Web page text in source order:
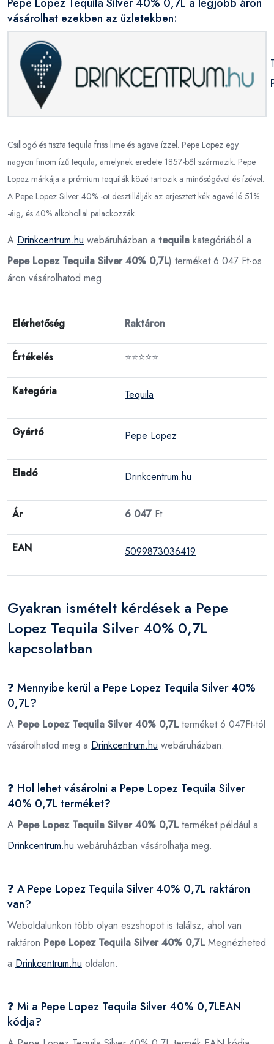
vásárolhat ezekben az üzletekben:
Csillogó és tiszta tequila friss lime és agave ízzel. Pepe Lopez egy
nagyon finom ízű tequila, amelynek eredete 1857-ből származik. Pepe
Lopez márkája a prémium tequilák közé tartozik a minőségével és ízével.
A Pepe Lopez Silver 40% -ot desztillálják az erjesztett kék agavé lé 51%
-áig, és 40% alkohollal palackozzák.
A Drinkcentrum.hu webáruházban a tequila kategóriából a
Pepe Lopez Tequila Silver 40% 0,7L) terméket 6 047 Ft-os
áron vásárolhatod meg.
Elérhetőség Raktáron
Értékelés ⭐⭐⭐⭐⭐
Kategória Tequila
Gyártó Pepe Lopez
Eladó Drinkcentrum.hu
Ár 6 047 Ft
EAN 5099873036419
Gyakran ismételt kérdések a Pepe
Lopez Tequila Silver 40% 0,7L
kapcsolatban
❓ Mennyibe kerül a Pepe Lopez Tequila Silver 40%
0,7L?
A Pepe Lopez Tequila Silver 40% 0,7Lterméket 6 047Ft-tól
vásárolhatod meg a Drinkcentrum.hu webáruházban.
❓ Hol lehet vásárolni a Pepe Lopez Tequila Silver
40% 0,7L terméket?
A Pepe Lopez Tequila Silver 40% 0,7Lterméket például a
Drinkcentrum.hu webáruházban vásárolhatja meg.
❓ A Pepe Lopez Tequila Silver 40% 0,7L raktáron
van?
Weboldalunkon több olyan eszshopot is találsz, ahol van
raktáron Pepe Lopez Tequila Silver 40% 0,7LMegnézheted
a Drinkcentrum.hu oldalon.
❓ Mi a Pepe Lopez Tequila Silver 40% 0,7LEAN
kódja?